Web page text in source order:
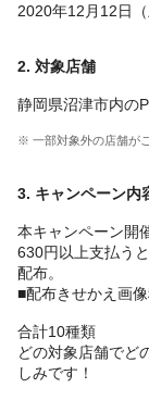
2020年12月12日
2. 対象店舗
静岡県沼津市内の
※ 一部対象外の店舗が
3. キャンペーン内
本キャンペーン開
630円以上支払う
配布。
■配布きせかえ画
合計10種類
どの対象店舗でど
しみです！